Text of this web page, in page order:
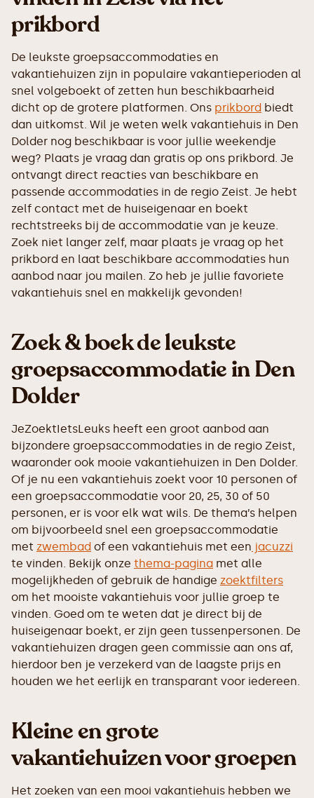
prikbord
De leukste groepsaccommodaties en
vakantiehuizen zijn in populaire vakantieperioden al
snel volgeboekt of zetten hun beschikbaarheid
dicht op de grotere platformen. Ons prikbord biedt
dan uitkomst. Wil je weten welk vakantiehuis in Den
Dolder nog beschikbaar is voor jullie weekendje
weg? Plaats je vraag dan gratis op ons prikbord. Je
ontvangt direct reacties van beschikbare en
passende accommodaties in de regio Zeist. Je hebt
zelf contact met de huiseigenaar en boekt
rechtstreeks bij de accommodatie van je keuze.
Zoek niet langer zelf, maar plaats je vraag op het
prikbord en laat beschikbare accommodaties hun
aanbod naar jou mailen. Zo heb je jullie favoriete
vakantiehuis snel en makkelijk gevonden!
Zoek & boek de leukste
groepsaccommodatie in Den
Dolder
JeZoektIetsLeuks heeft een groot aanbod aan
bijzondere groepsaccommodaties in de regio Zeist,
waaronder ook mooie vakantiehuizen in Den Dolder.
Of je nu een vakantiehuis zoekt voor 10 personen of
een groepsaccommodatie voor 20, 25, 30 of 50
personen, er is voor elk wat wils. De thema’s helpen
om bijvoorbeeld snel een groepsaccommodatie
met zwembad of een vakantiehuis met een jacuzzi
te vinden. Bekijk onze thema-pagina met alle
mogelijkheden of gebruik de handige zoektfilters
om het mooiste vakantiehuis voor jullie groep te
vinden. Goed om te weten dat je direct bij de
huiseigenaar boekt, er zijn geen tussenpersonen. De
vakantiehuizen dragen geen commissie aan ons af,
hierdoor ben je verzekerd van de laagste prijs en
houden we het eerlijk en transparant voor iedereen.
Kleine en grote
vakantiehuizen voor groepen
Het zoeken van een mooi vakantiehuis hebben we